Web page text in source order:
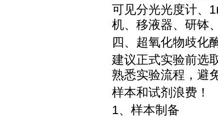
可见分光光度计、
机、移液器、研钵
四、超氧化物歧化
建议正式实验前选
熟悉实验流程，避
样本和试剂浪费！
1、样本制备